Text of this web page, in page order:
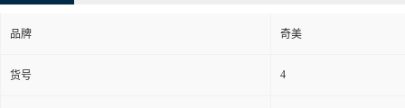
品牌 奇美
货号 4